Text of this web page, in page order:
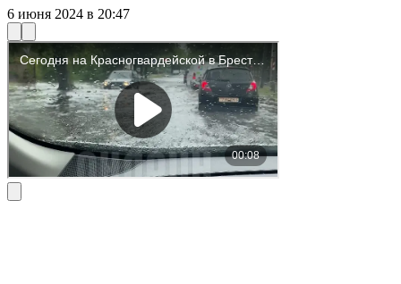
6 июня 2024 в 20:47